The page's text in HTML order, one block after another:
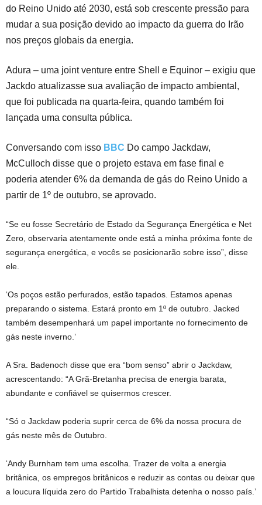
do Reino Unido até 2030, está sob crescente pressão para
mudar a sua posição devido ao impacto da guerra do Irão
nos preços globais da energia.
Adura – uma joint venture entre Shell e Equinor – exigiu que
Jackdo atualizasse sua avaliação de impacto ambiental,
que foi publicada na quarta-feira, quando também foi
lançada uma consulta pública.
Conversando com isso BBC Do campo Jackdaw,
McCulloch disse que o projeto estava em fase final e
poderia atender 6% da demanda de gás do Reino Unido a
partir de 1º de outubro, se aprovado.
“Se eu fosse Secretário de Estado da Segurança Energética e Net
Zero, observaria atentamente onde está a minha próxima fonte de
segurança energética, e vocês se posicionarão sobre isso”, disse
ele.
‘Os poços estão perfurados, estão tapados. Estamos apenas
preparando o sistema. Estará pronto em 1º de outubro. Jacked
também desempenhará um papel importante no fornecimento de
gás neste inverno.’
A Sra. Badenoch disse que era “bom senso” abrir o Jackdaw,
acrescentando: “A Grã-Bretanha precisa de energia barata,
abundante e confiável se quisermos crescer.
“Só o Jackdaw poderia suprir cerca de 6% da nossa procura de
gás neste mês de Outubro.
‘Andy Burnham tem uma escolha. Trazer de volta a energia
britânica, os empregos britânicos e reduzir as contas ou deixar que
a loucura líquida zero do Partido Trabalhista detenha o nosso país.’